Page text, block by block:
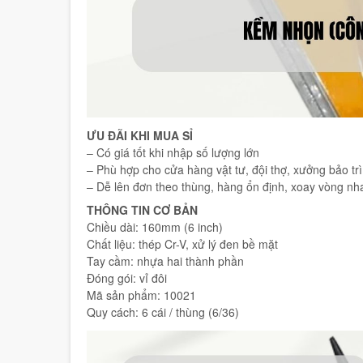
ƯU ĐÃI KHI MUA SỈ
– Có giá tốt khi nhập số lượng lớn
– Phù hợp cho cửa hàng vật tư, đội thợ, xưởng bảo trì
– Dễ lên đơn theo thùng, hàng ổn định, xoay vòng
THÔNG TIN CƠ BẢN
Chiều dài: 160mm (6 inch)
Chất liệu: thép Cr-V, xử lý đen bề mặt
Tay cầm: nhựa hai thành phần
Đóng gói: vỉ đôi
Mã sản phẩm: 10021
Quy cách: 6 cái / thùng (6/36)